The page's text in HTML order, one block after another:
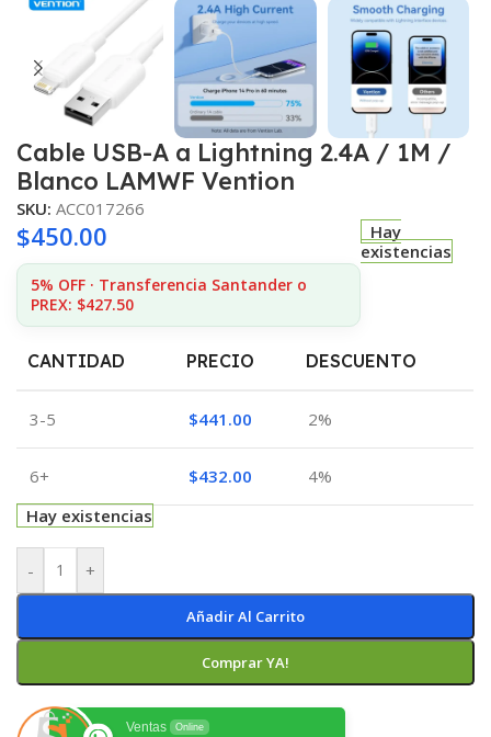
Cable USB-A a Lightning 2.4A / 1M /
Blanco LAMWF Vention
SKU: ACC017266
$450.00
5% OFF · Transferencia Santander o
PREX: $427.50
Hay
existencias
CANTIDAD PRECIO DESCUENTO
3-5 $441.00 2%
6+ $432.00
4%
Hay existencias
- +
Añadir Al Carrito
Comprar YA!
Ventas Online